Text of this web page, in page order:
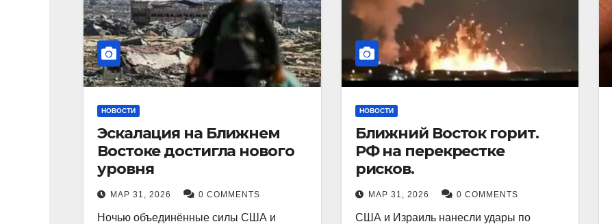
НОВОСТИ
Эскалация на Ближнем
Востоке достигла нового
уровня
МАР 31, 2026 0 COMMENTS
Ночью объединённые силы США и
НОВОСТИ
Ближний Восток горит.
РФ на перекрестке
рисков.
МАР 31, 2026 0 COMMENTS
США и Израиль нанесли удары по